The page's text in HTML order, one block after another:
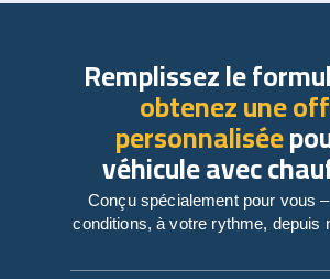
Remplissez le
obtenez une
personnalisée
véhicule avec
Conçu spécialement pour vous
conditions, à votre rythme, depuis